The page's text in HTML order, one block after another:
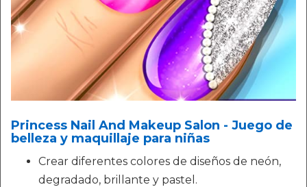
Princess Nail And Makeup Salon - Juego de
belleza y maquillaje para niñas
Crear diferentes colores de diseños de neón,
degradado, brillante y pastel.